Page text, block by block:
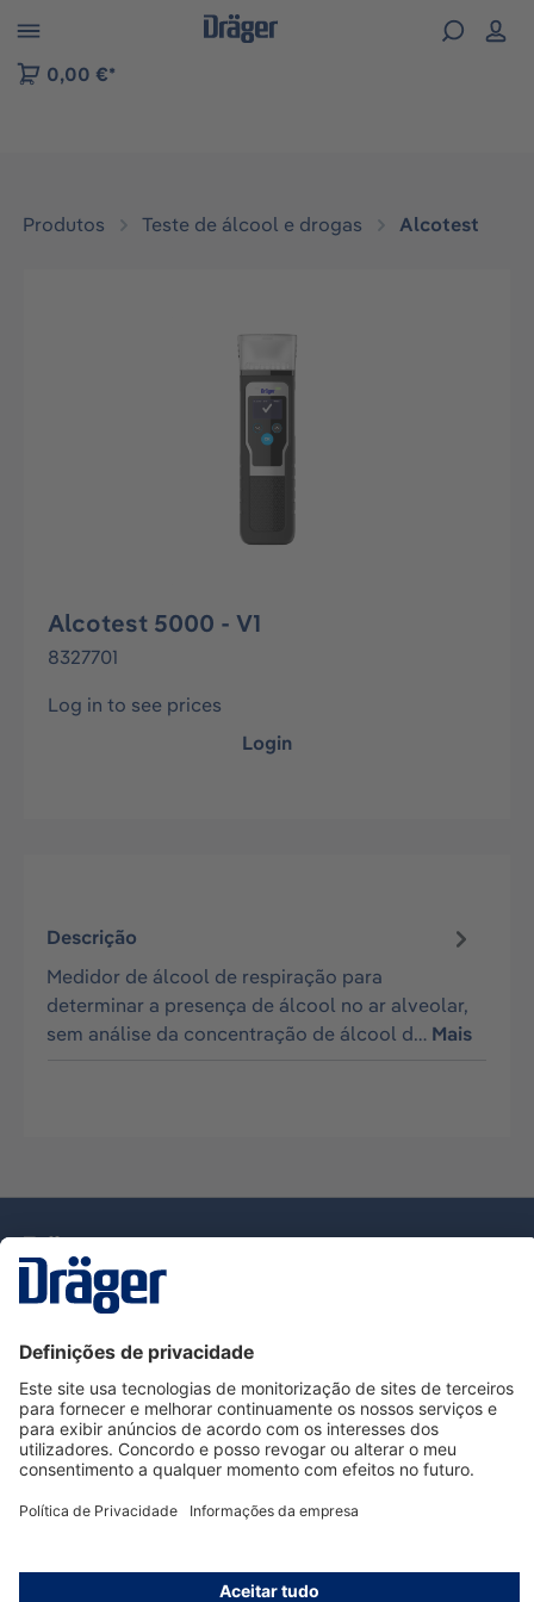
to B2B platform navigation
0,00 €*
Produtos Teste de álcool e drogas Alcotest
Ignorar galeria de imagens
Alcotest 5000 - V1
8327701
Log in to see prices
Login
Descrição
Medidor de álcool de respiração para
determinar a presença de álcool no ar alveolar,
sem análise da concentração de álcool d… Mais
Serviço de Apoio ao Cliente Dräger
Utilização da loja
Informações
© Dräger Portugal, Lda, 2024